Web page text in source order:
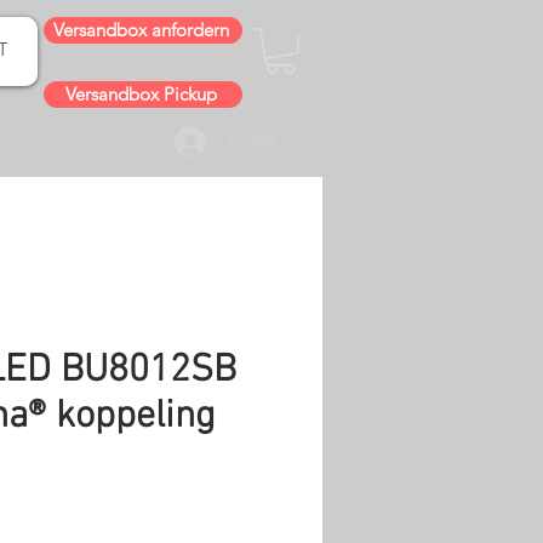
Versandbox anfordern
Versandbox Pickup
BU8012SB
koppeling